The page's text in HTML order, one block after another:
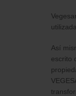
Así
escrito